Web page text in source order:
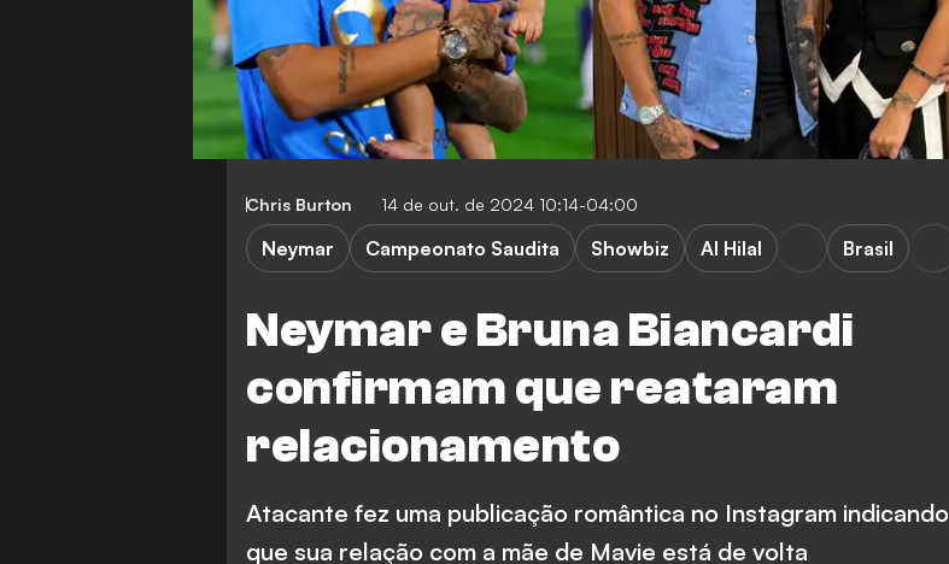
Chris Burton 14 de out. de 2024 10:14-04:00
Neymar e Bruna Biancardi
confirmam que reataram
relacionamento
Neymar Campeonato Saudita Showbiz Al Hilal Brasil
Atacante fez uma publicação romântica no Instagram indicando
que sua relação com a mãe de Mavie está de volta